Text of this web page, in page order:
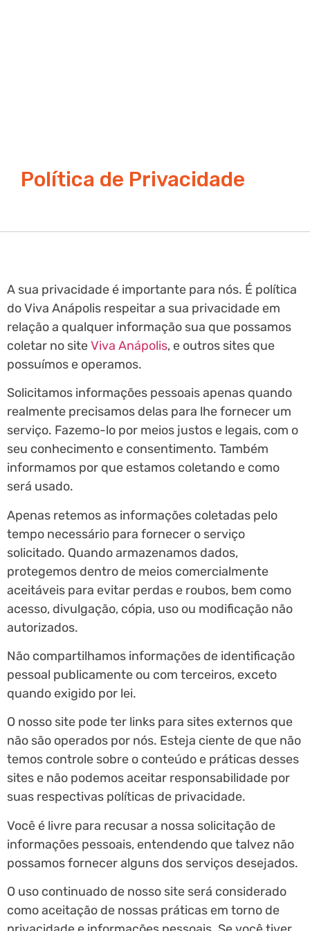
Política de Privacidade
A sua privacidade é importante para nós. É política
do Viva Anápolis respeitar a sua privacidade em
relação a qualquer informação sua que possamos
coletar no siteViva Anápolis, e outros sites que
possuímos e operamos.
Solicitamos informações pessoais apenas quando
realmente precisamos delas para lhe fornecer um
serviço. Fazemo-lo por meios justos e legais, com o
seu conhecimento e consentimento. Também
informamos por que estamos coletando e como
será usado.
Apenas retemos as informações coletadas pelo
tempo necessário para fornecer o serviço
solicitado. Quando armazenamos dados,
protegemos dentro de meios comercialmente
aceitáveis ​​para evitar perdas e roubos, bem como
acesso, divulgação, cópia, uso ou modificação não
autorizados.
Não compartilhamos informações de identificação
pessoal publicamente ou com terceiros, exceto
quando exigido por lei.
O nosso site pode ter links para sites externos que
não são operados por nós. Esteja ciente de que não
temos controle sobre o conteúdo e práticas desses
sites e não podemos aceitar responsabilidade por
suas respectivas políticas de privacidade.
Você é livre para recusar a nossa solicitação de
informações pessoais, entendendo que talvez não
possamos fornecer alguns dos serviços desejados.
O uso continuado de nosso site será considerado
como aceitação de nossas práticas em torno de